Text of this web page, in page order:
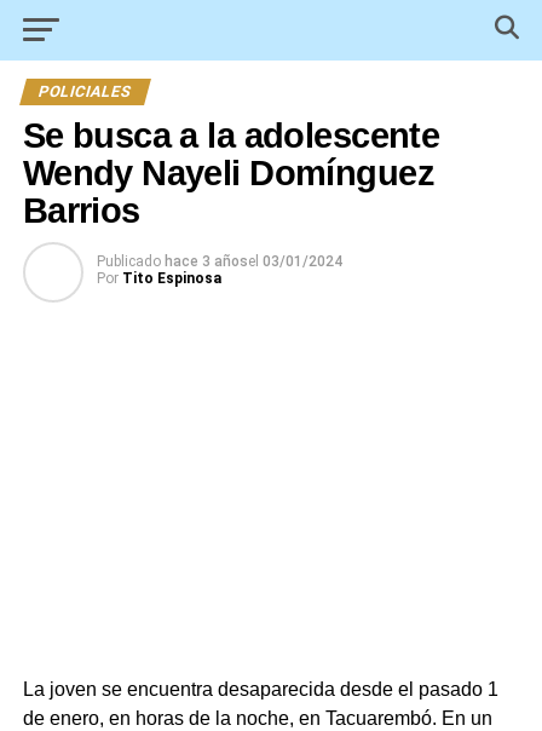
POLICIALES
Se busca a la adolescente
Wendy Nayeli Domínguez
Barrios
Publicado hace 3 añosel 03/01/2024
Por Tito Espinosa
La joven se encuentra desaparecida desde el pasado 1
de enero, en horas de la noche, en Tacuarembó. En un